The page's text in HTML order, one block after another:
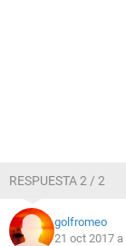
RESPUESTA 2 / 2
golfromeo
21 oct 2017